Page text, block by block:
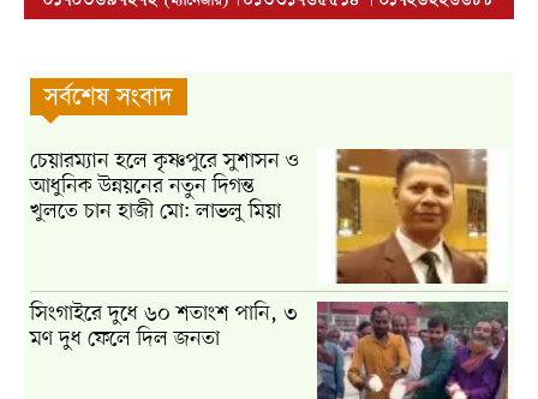
সর্বশেষ সংবাদ
চেয়ারম্যান হলে কৃষ্ণপুরে সুশাসন ও
আধুনিক উন্নয়নের নতুন দিগন্ত
খুলতে চান হাজী মো: লাভলু মিয়া
সিংগাইরে দুধে ৬০ শতাংশ পানি, ৩
মণ দুধ ফেলে দিল জনতা